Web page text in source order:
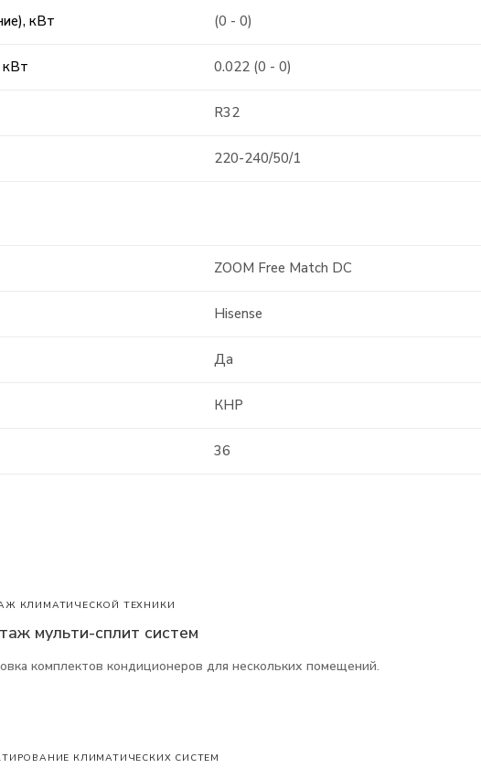
кВт (0 - 0)
кВт 0.022 (0 - 0)
R32
220-240/50/1
ZOOM Free Match DC
Hisense
Да
КНР
36
КЛИМАТИЧЕСКОЙ ТЕХНИКИ
мульти-сплит систем
комплектов кондиционеров для нескольких помещений.
КЛИМАТИЧЕСКИХ СИСТЕМ